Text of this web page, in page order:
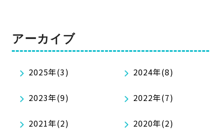
アーカイブ
2025年(3) 2024年(8)
2023年(9) 2022年(7)
2021年(2) 2020年(2)